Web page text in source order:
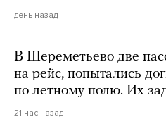
день назад
В Шереметьево две
на рейс, попытались
по летному полю. Их
21 час назад